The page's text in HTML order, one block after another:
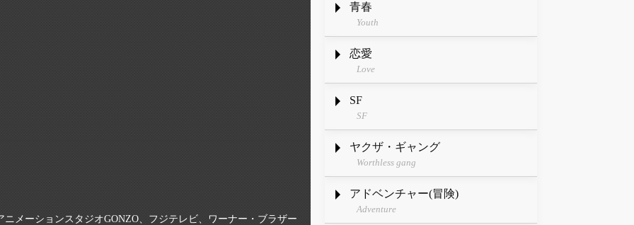
メーションスタジオGONZO、フジテレビ、ワーナー・ブラザー
青春
Youth
恋愛
Love
SF
SF
ヤクザ・ギャング
Worthless gang
アドベンチャー(冒険)
Adventure